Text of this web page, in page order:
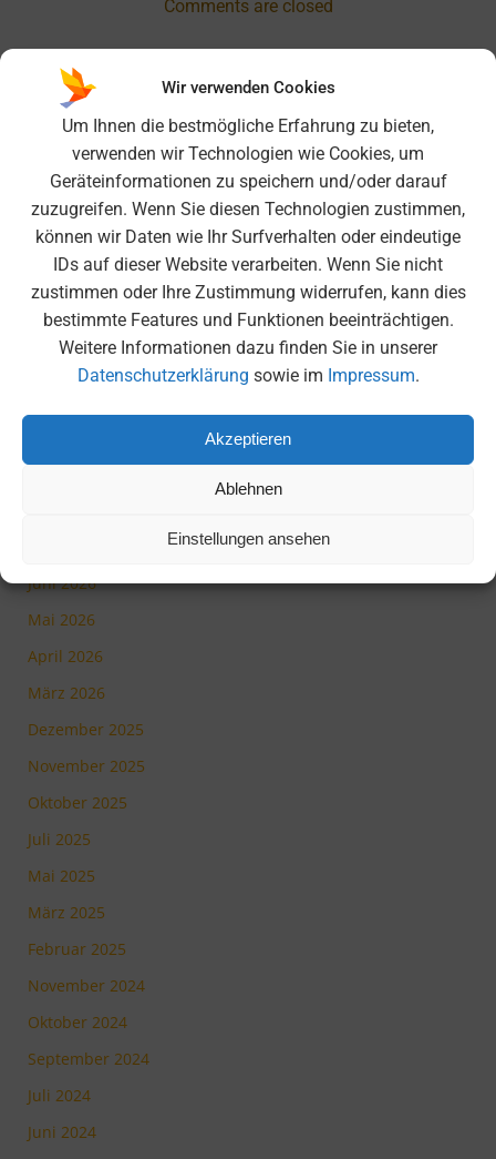
Wir verwenden Cookies
Um Ihnen die bestmögliche Erfahrung zu bieten,
verwenden wir Technologien wie Cookies, um
Geräteinformationen zu speichern und/oder darauf
zuzugreifen. Wenn Sie diesen Technologien zustimmen,
können wir Daten wie Ihr Surfverhalten oder eindeutige
IDs auf dieser Website verarbeiten. Wenn Sie nicht
zustimmen oder Ihre Zustimmung widerrufen, kann dies
bestimmte Features und Funktionen beeinträchtigen.
Weitere Informationen dazu finden Sie in unserer
Datenschutzerklärung sowie im Impressum.
Akzeptieren
Ablehnen
Einstellungen ansehen
Comments are closed
Search
Neueste Beiträge
Nordcup 25/26 am FC Bayern Campus – Titel erfolgreich
verteidigt!
6K United – Ein unvergessliches Erlebnis in der
Olympiahalle
Moscheebesuch der 6. Klassen
Tag der Offenen Tür 2026
Juni 2026
Mai 2026
April 2026
März 2026
Dezember 2025
November 2025
Oktober 2025
Juli 2025
Mai 2025
März 2025
Februar 2025
November 2024
Oktober 2024
September 2024
Juli 2024
Juni 2024